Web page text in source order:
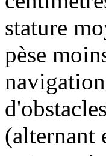
stature
pèse
(alternant